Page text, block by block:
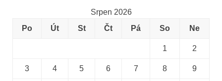
Srpen 2026
Po
Út St Čt Pá So Ne
1 2
3 4 5 6 7 8 9